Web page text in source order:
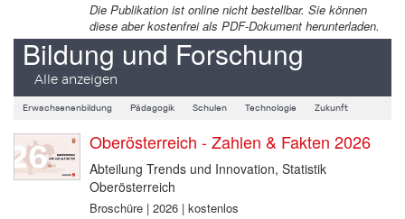
Die Publikation ist online nicht bestellbar. Sie können
diese aber kostenfrei als PDF-Dokument herunterladen.
Bildung und Forschung
Alle anzeigen
Erwachsenenbildung Pädagogik Schulen Technologie Zukunft
Oberösterreich - Zahlen & Fakten 2026
Abteilung Trends und Innovation, Statistik
Oberösterreich
Broschüre | 2026 | kostenlos